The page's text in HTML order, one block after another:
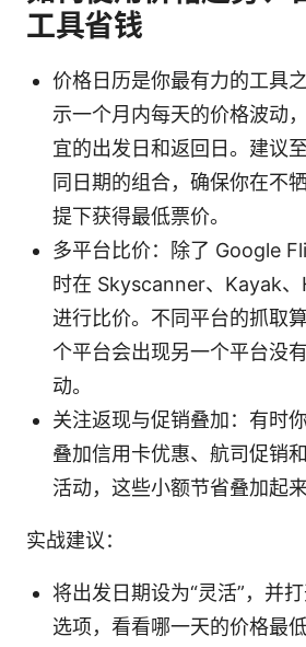
工具省钱
价格日历是你最有力的工具
示一个月内每天的价格波动
宜的出发日和返回日。建议
同日期的组合，确保你在不
提下获得最低票价。
多平台比价：除了 Google
时在 Skyscanner、Kayak
进行比价。不同平台的抓取
个平台会出现另一个平台没
动。
关注返现与促销叠加：有时
叠加信用卡优惠、航司促销
活动，这些小额节省叠加起
实战建议：
将出发日期设为“灵活”，并
选项，看看哪一天的价格最低